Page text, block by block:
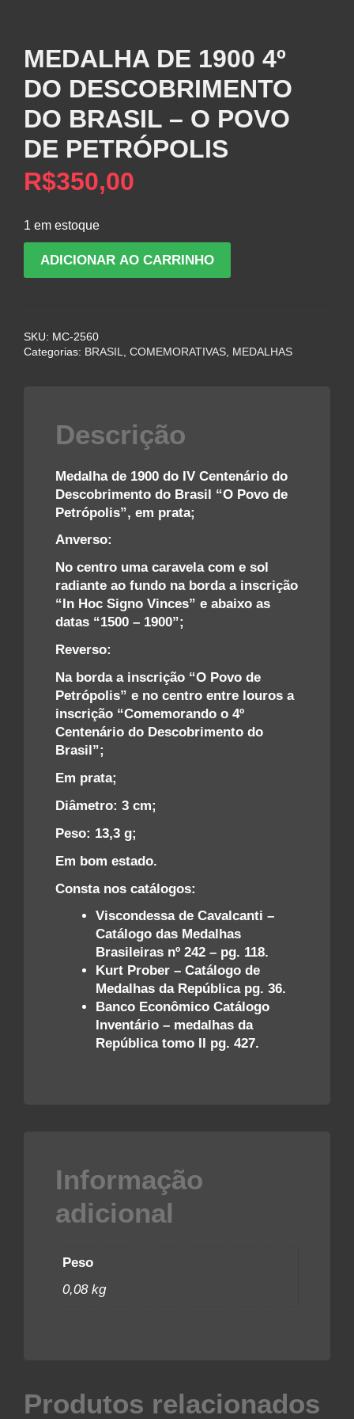
MEDALHA DE 1900 4º
DO DESCOBRIMENTO
DO BRASIL – O POVO
DE PETRÓPOLIS
R$350,00
1 em estoque
DE
DESCOBRIMENTO
DO
PETRÓPOLIS
quantidade
ADICIONAR AO CARRINHO
SKU: MC-2560
Categorias: BRASIL COMEMORATIVAS MEDALHAS
Descrição
Medalha de 1900 do IV Centenário do
Descobrimento do Brasil “O Povo de
Petrópolis”, em prata;
Anverso:
No centro uma caravela com e sol
radiante ao fundo na borda a inscrição
“In Hoc Signo Vinces” e abaixo as
datas “1500 – 1900”;
Reverso:
Na borda a inscrição “O Povo de
Petrópolis” e no centro entre louros a
inscrição “Comemorando o 4º
Centenário do Descobrimento do
Brasil”;
Em prata;
Diâmetro: 3 cm;
Peso: 13,3 g;
Em bom estado.
Consta nos catálogos:
Viscondessa de Cavalcanti –
Catálogo das Medalhas
Brasileiras nº 242 – pg. 118.
Kurt Prober – Catálogo de
Medalhas da República pg. 36.
Banco Econômico Catálogo
Inventário – medalhas da
República tomo II pg. 427.
Informação
adicional
Peso
0,08 kg
Produtos relacionados